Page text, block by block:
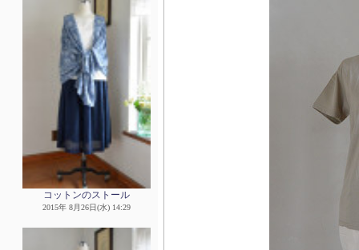
コットンのストール
2015年 8月26日(水) 14:29